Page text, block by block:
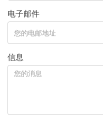
电子邮件
信息